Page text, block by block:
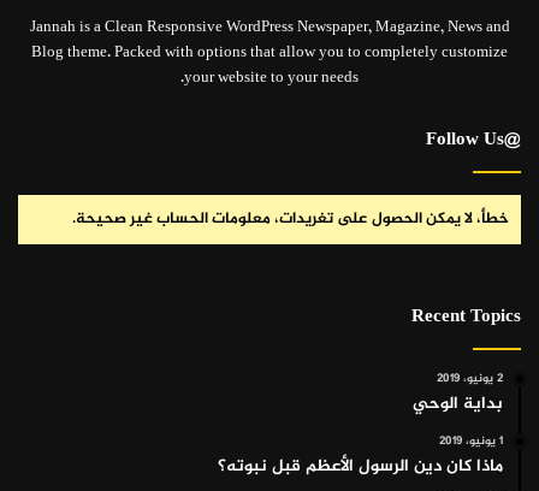
Jannah is a Clean Responsive WordPress Newspaper, Magazine, News and
Blog theme. Packed with options that allow you to completely customize
your website to your needs.
@Follow Us
خطأ، لا يمكن الحصول على تغريدات، معلومات الحساب غير صحيحة.
Recent Topics
2 يونيو، 2019
بداية الوحي
1 يونيو، 2019
ماذا كان دين الرسول الأعظم قبل نبوته؟